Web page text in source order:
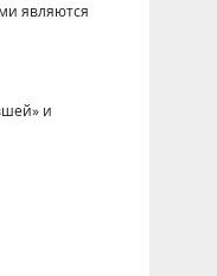
являются
и